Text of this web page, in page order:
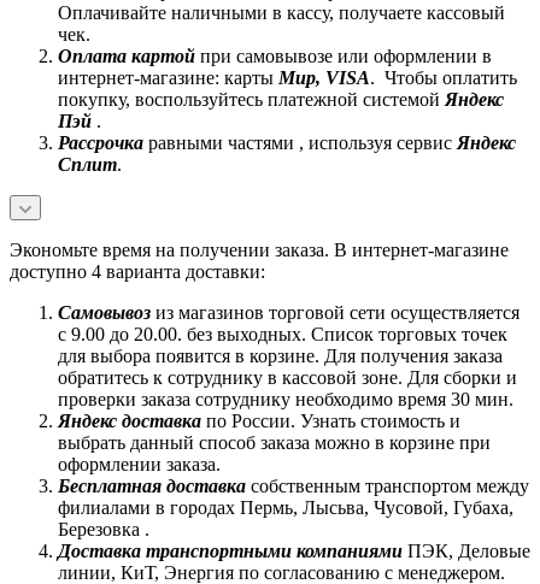
Оплачивайте наличными в кассу, получаете кассовый
чек.
Оплата картой при самовывозе или оформлении в
интернет-магазине: карты Mир, VISA. Чтобы оплатить
покупку, воспользуйтесь платежной системой Яндекс
Пэй .
Рассрочка равными частями , используя сервис Яндекс
Сплит.
Экономьте время на получении заказа. В интернет-магазине
доступно 4 варианта доставки:
Самовывоз из магазинов торговой сети осуществляется
с 9.00 до 20.00. без выходных. Список торговых точек
для выбора появится в корзине. Для получения заказа
обратитесь к сотруднику в кассовой зоне. Для сборки и
проверки заказа сотруднику необходимо время 30 мин.
Яндекс доставка по России. Узнать стоимость и
выбрать данный способ заказа можно в корзине при
оформлении заказа.
Бесплатная доставка собственным транспортом между
филиалами в городах Пермь, Лысьва, Чусовой, Губаха,
Березовка .
Доставка транспортными компаниями ПЭК, Деловые
линии, КиТ, Энергия по согласованию с менеджером.